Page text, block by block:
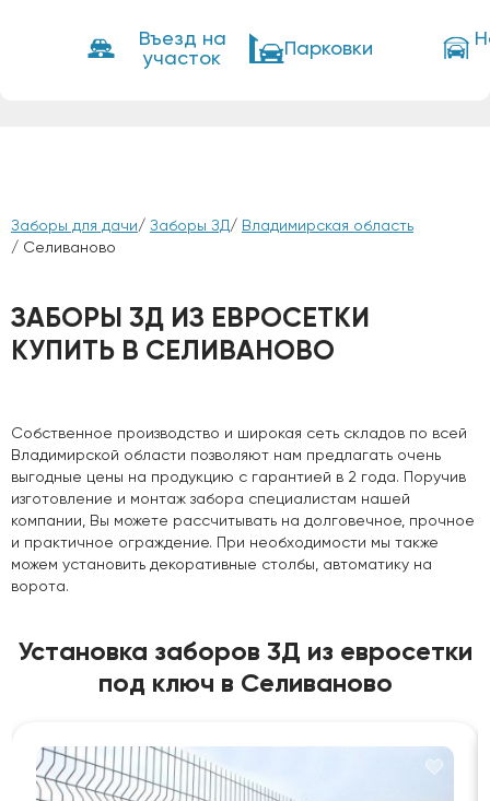
Въезд на
участок
Парковки
Заборы для дачи/ Заборы ЗД/ Владимирская область
/ Селиваново
ЗАБОРЫ 3Д ИЗ ЕВРОСЕТКИ
КУПИТЬ В СЕЛИВАНОВО
Собственное производство и широкая сеть складов по всей
Владимирской области позволяют нам предлагать очень
выгодные цены на продукцию с гарантией в 2 года. Поручив
изготовление и монтаж забора специалистам нашей
компании, Вы можете рассчитывать на долговечное, прочное
и практичное ограждение. При необходимости мы также
можем установить декоративные столбы, автоматику на
ворота.
Установка заборов 3Д из евросетки
под ключ в Селиваново